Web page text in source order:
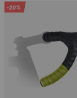
-20%